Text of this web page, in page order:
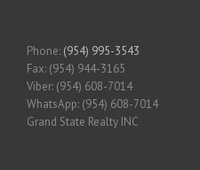
Phone: (954) 995-3543
Fax: (954) 944-3165
Viber: (954) 608-7014
WhatsApp: (954) 608-7014
Grand State Realty INC